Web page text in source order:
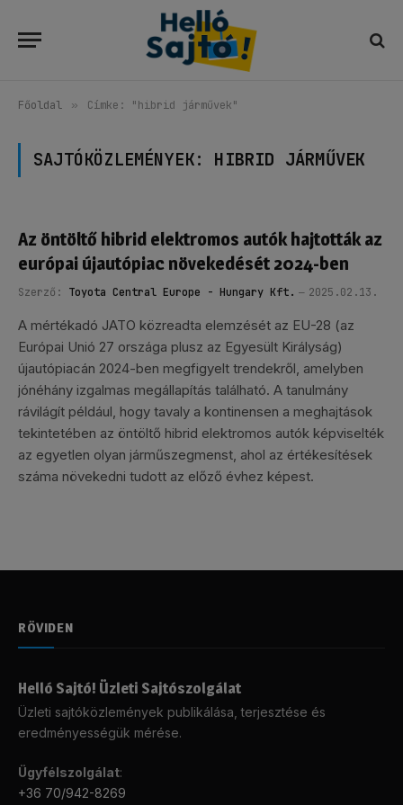
Főoldal » Címke: "hibrid járművek"
SAJTÓKÖZLEMÉNYEK: HIBRID JÁRMŰVEK
Az öntöltő hibrid elektromos autók hajtották az
európai újautópiac növekedését 2024-ben
Szerző: Toyota Central Europe - Hungary Kft. 2025.02.13.
A mértékadó JATO közreadta elemzését az EU-28 (az
Európai Unió 27 országa plusz az Egyesült Királyság)
újautópiacán 2024-ben megfigyelt trendekről, amelyben
jónéhány izgalmas megállapítás található. A tanulmány
rávilágít például, hogy tavaly a kontinensen a meghajtások
tekintetében az öntöltő hibrid elektromos autók képviselték
az egyetlen olyan járműszegmenst, ahol az értékesítések
száma növekedni tudott az előző évhez képest.
RÖVIDEN
Helló Sajtó! Üzleti Sajtószolgálat
Üzleti sajtóközlemények publikálása, terjesztése és
eredményességük mérése.
Ügyfélszolgálat:
+36 70/942-8269